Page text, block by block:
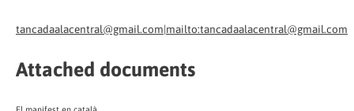
tancadaalacentral@gmail.com|mailto:tancadaalacentral@gmail.com
Attached documents